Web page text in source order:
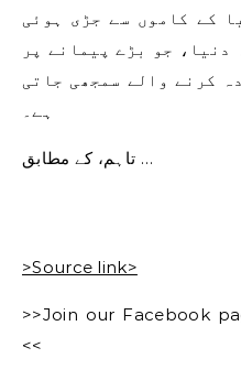
کے کاموں سے جڑی ہوئی
دنیا، جو بڑے پیمانے پر
کرنے والے سمجھی جاتی
ہے۔
تاہم، کے مطابق …
>Source link>
>>Join our Facebook
<<